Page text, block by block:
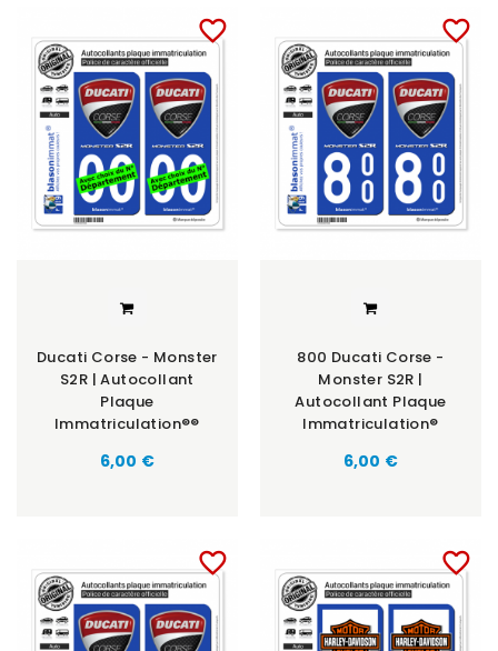
favorite_border
Ducati Corse - Monster
S2R | Autocollant
Plaque
Immatriculation®®
6,00 €
favorite_border
800 Ducati Corse -
Monster S2R |
Autocollant Plaque
Immatriculation®
6,00 €
favorite_border favorite_border